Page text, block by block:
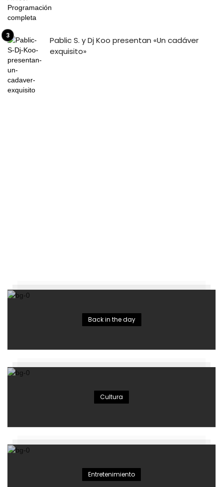
Pablic S. y Dj Koo presentan «Un cadáver
exquisito»
Back in the day
Cultura
Entretenimiento